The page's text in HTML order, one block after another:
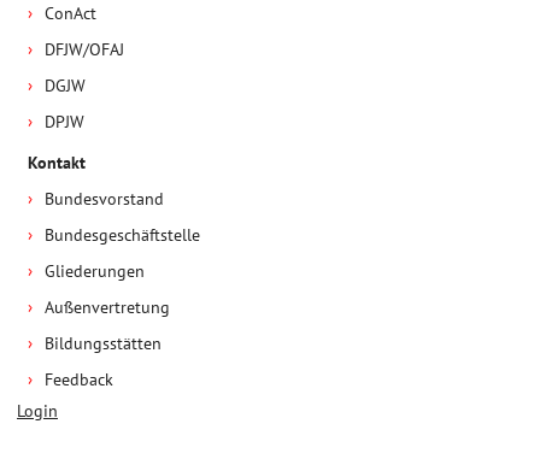
ConAct
DFJW/OFAJ
DGJW
DPJW
Kontakt
Bundesvorstand
Bundesgeschäftstelle
Gliederungen
Außenvertretung
Bildungsstätten
Feedback
Login